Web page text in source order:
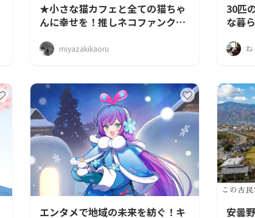
★小さな猫カフェと全ての猫ちゃ
んに幸せを！推しネコファンクラ
miyazakikaoru
30匹
な暮
エンタメで地域の未来を紡ぐ！キ
安曇